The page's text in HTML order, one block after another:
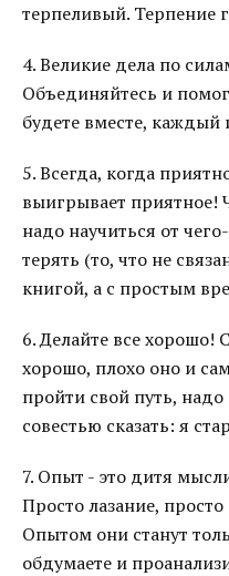
терпеливый. Терпение
4. Великие дела по
Объединяйтесь и
будете вместе, каждый
5. Всегда, когда
выигрывает приятное!
надо научиться от
терять (то, что не
книгой, а с простым
6. Делайте все хорошо!
хорошо, плохо оно и
пройти свой путь, надо
совестью сказать: я
7. Опыт - это дитя
Просто лазание, просто
Опытом они станут
обдумаете и